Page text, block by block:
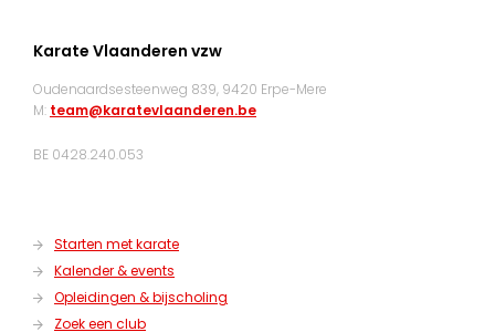
Karate Vlaanderen vzw
Oudenaardsesteenweg 839, 9420 Erpe-Mere
M: team@karatevlaanderen.be
BE 0428.240.053
Starten met karate
Kalender & events
Opleidingen & bijscholing
Zoek een club